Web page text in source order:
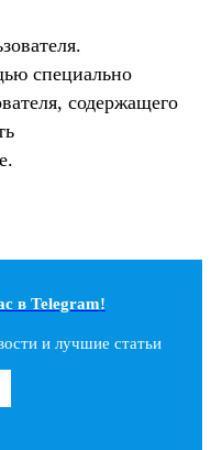
специально
содержащего
в Telegram!
и лучшие статьи